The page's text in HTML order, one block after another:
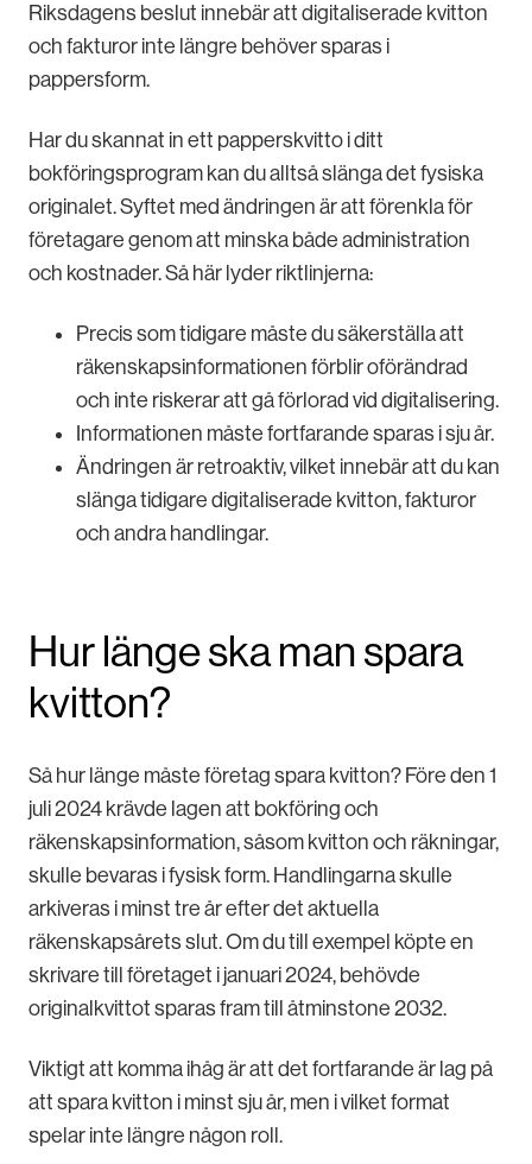
Riksdagens beslut innebär att digitaliserade kvitton
och fakturor inte längre behöver sparas i
pappersform.
Har du skannat in ett papperskvitto i ditt
bokföringsprogram kan du alltså slänga det fysiska
originalet. Syftet med ändringen är att förenkla för
företagare genom att minska både administration
och kostnader. Så här lyder riktlinjerna:
Precis som tidigare måste du säkerställa att
räkenskapsinformationen förblir oförändrad
och inte riskerar att gå förlorad vid digitalisering.
Informationen måste fortfarande sparas i sju år.
Ändringen är retroaktiv, vilket innebär att du kan
slänga tidigare digitaliserade kvitton, fakturor
och andra handlingar.
Hur länge ska man spara
kvitton?
Så hur länge måste företag spara kvitton? Före den 1
juli 2024 krävde lagen att bokföring och
räkenskapsinformation, såsom kvitton och räkningar,
skulle bevaras i fysisk form. Handlingarna skulle
arkiveras i minst tre år efter det aktuella
räkenskapsårets slut. Om du till exempel köpte en
skrivare till företaget i januari 2024, behövde
originalkvittot sparas fram till åtminstone 2032.
Viktigt att komma ihåg är att det fortfarande är lag på
att spara kvitton i minst sju år, men i vilket format
spelar inte längre någon roll.